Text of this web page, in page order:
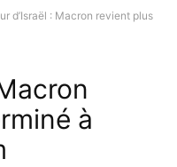
d’Israël : Macron revient plus
à